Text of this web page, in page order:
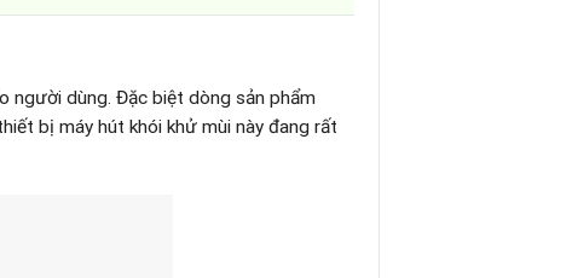
người dùng. Đặc biệt dòng sản phẩm
bị máy hút khói khử mùi này đang rất